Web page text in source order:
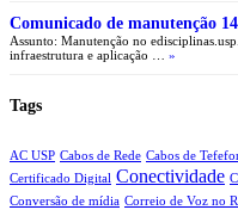
Comunicado de manutenção
Assunto: Manutenção no
infraestrutura e aplicação …
»
Tags
AC USP Cabos de Rede Cabos de
Certificado Digital Conectividade
Conversão de mídia Correio de Voz no